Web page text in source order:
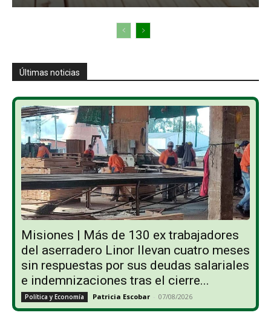
Últimas noticias
Misiones | Más de 130 ex trabajadores
del aserradero Linor llevan cuatro meses
sin respuestas por sus deudas salariales
e indemnizaciones tras el cierre...
Política y Economía Patricia Escobar - 07/08/2026